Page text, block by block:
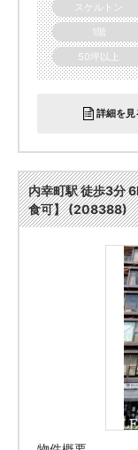
スケルトン
1階
50坪以上
詳細を見
内幸町駅 徒歩3分
食可】 (208388)